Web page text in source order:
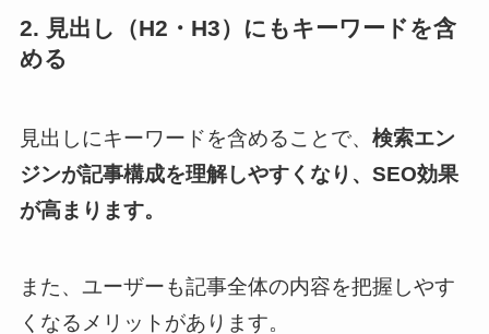
2. 見出し（H2・H3）にもキーワードを含
める
見出しにキーワードを含めることで、 検索エン
ジンが記事構成を理解しやすくなり、SEO効果
が高まります。
また、ユーザーも記事全体の内容を把握しやす
くなるメリットがあります。